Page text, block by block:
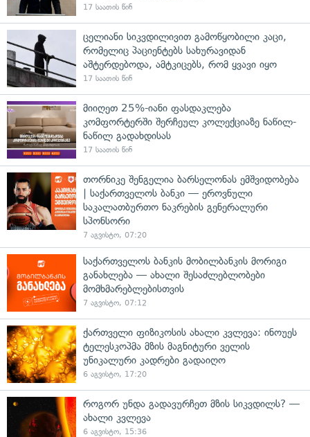
17 საათის წინ
ცელიანი სიკვდილივით გამოწყობილი კაცი,
რომელიც პაციენტებს სახურავიდან
აშტერდებოდა, ამტკიცებს, რომ ყვავი იყო
17 საათის წინ
მიიღეთ 25%-იანი ფასდაკლება
კომფორტერში შერჩეულ კოლექციაზე ნაწილ-
ნაწილ გადახდისას
17 საათის წინ
თორნიკე შენგელია ბარსელონას ემშვიდობება
| საქართველოს ბანკი — ეროვნული
საკალათბურთო ნაკრების გენერალური
სპონსორი
7 აგვისტო, 07:20
საქართველოს ბანკის მობილბანკის მორიგი
განახლება — ახალი შესაძლებლობები
მომხმარებლებისთვის
7 აგვისტო, 07:12
ქართველი ფიზიკოსის ახალი კვლევა: ინოუეს
ტელესკოპმა მზის მაგნიტური ველის
უნიკალური კადრები გადაიღო
6 აგვისტო, 17:20
როგორ უნდა გადავურჩეთ მზის სიკვდილს? —
ახალი კვლევა
6 აგვისტო, 15:36